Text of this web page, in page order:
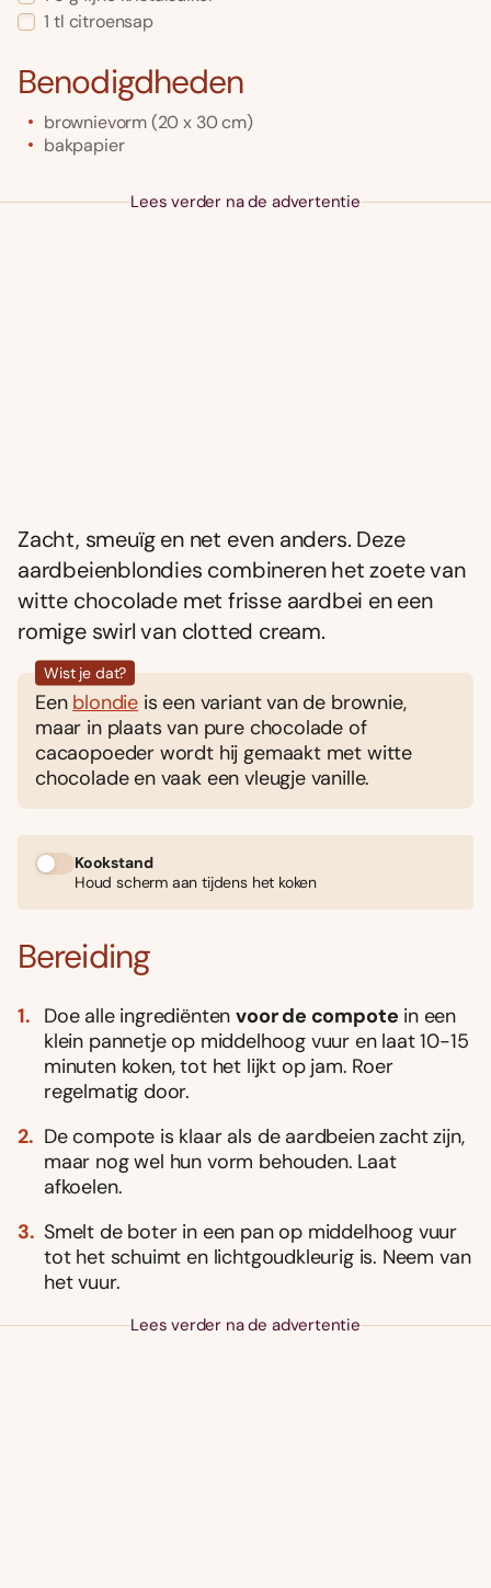
1 tl citroensap
Benodigdheden
brownievorm (20 x 30 cm)
bakpapier
Lees verder na de advertentie
Zacht, smeuïg en net even anders. Deze
aardbeienblondies combineren het zoete van
witte chocolade met frisse aardbei en een
romige swirl van clotted cream.
Wist je dat?
Een blondie is een variant van de brownie,
maar in plaats van pure chocolade of
cacaopoeder wordt hij gemaakt met witte
chocolade en vaak een vleugje vanille.
Kookstand
Houd scherm aan tijdens het koken
Bereiding
Doe alle ingrediëntenvoor de compote in een
klein pannetje op middelhoog vuur en laat 10-15
minuten koken, tot het lijkt op jam. Roer
regelmatig door.
De compote is klaar als de aardbeien zacht zijn,
maar nog wel hun vorm behouden. Laat
afkoelen.
Smelt de boter in een pan op middelhoog vuur
tot het schuimt en lichtgoudkleurig is. Neem van
het vuur.
Lees verder na de advertentie